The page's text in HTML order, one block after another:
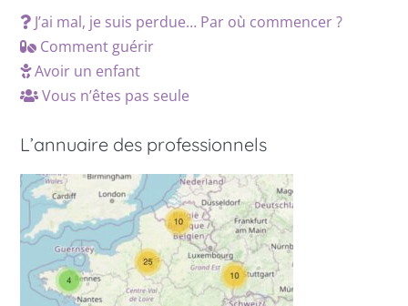
J’ai mal, je suis perdue… Par où commencer ?
Comment guérir
Avoir un enfant
Vous n’êtes pas seule
L’annuaire des professionnels